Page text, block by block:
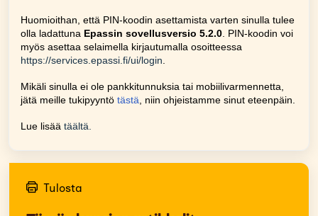
Huomioithan, että PIN-koodin asettamista varten sinulla tulee
olla ladattuna Epassin sovellusversio 5.2.0 . PIN-koodin voi
myös asettaa selaimella kirjautumalla osoitteessa
https://services.epassi.fi/ui/login
Mikäli sinulla ei ole pankkitunnuksia tai mobiilivarmennetta,
jätä meille tukipyyntö tästä , niin ohjeistamme sinut eteenpäin.
Lue lisää täältä.
Tulosta